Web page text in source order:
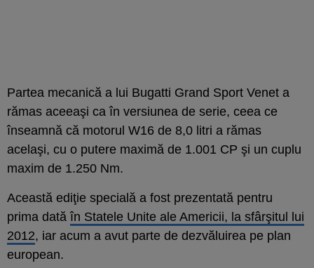
Partea mecanică a lui Bugatti Grand Sport Venet a
rămas aceeaşi ca în versiunea de serie, ceea ce
înseamnă că motorul W16 de 8,0 litri a rămas
acelaşi, cu o putere maximă de 1.001 CP şi un cuplu
maxim de 1.250 Nm.
Această ediţie specială a fost prezentată pentru
prima dată în Statele Unite ale Americii, la sfârşitul lui
2012, iar acum a avut parte de dezvăluirea pe plan
european.